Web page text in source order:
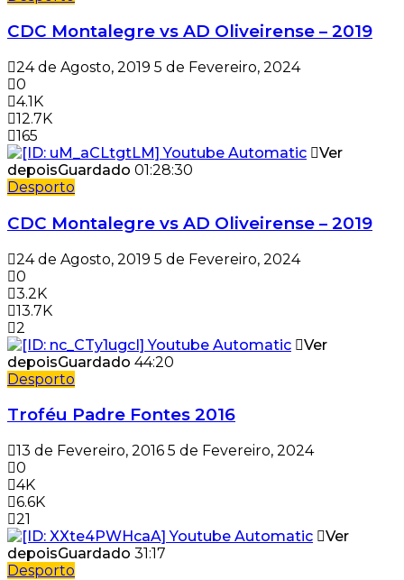
CDC Montalegre vs AD Oliveirense – 2019
24 de Agosto, 2019 5 de Fevereiro, 2024
0
4.1K
12.7K
165
Ver
depoisGuardado 01:28:30
Desporto
CDC Montalegre vs AD Oliveirense – 2019
24 de Agosto, 2019 5 de Fevereiro, 2024
0
3.2K
13.7K
2
Ver
depoisGuardado 44:20
Desporto
Troféu Padre Fontes 2016
13 de Fevereiro, 2016 5 de Fevereiro, 2024
0
4K
6.6K
21
Ver
depoisGuardado 31:17
Desporto